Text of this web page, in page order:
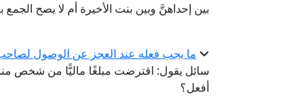
بين إحداهنَّ وبين بنت الأخيرة أم لا يصح الجمع
ما يجب فعله عند العجز عن الوصول
سائل يقول: اقترضت مبلغًا ماليًّا من شخص
أفعل؟